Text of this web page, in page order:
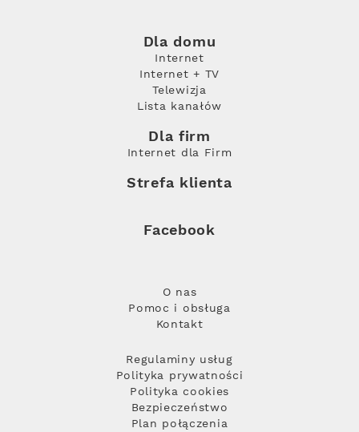
Dla domu
Internet
Internet + TV
Telewizja
Lista kanałów
Dla firm
Internet dla Firm
Strefa klienta
Facebook
O nas
Pomoc i obsługa
Kontakt
Regulaminy usług
Polityka prywatności
Polityka cookies
Bezpieczeństwo
Plan połączenia